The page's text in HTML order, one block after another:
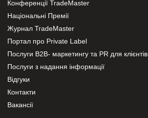
Конференції TradeMaster
Національні Премії
Журнал TradeMaster
Портал про Private Label
Послуги В2В- маркетингу та PR для клієнтів
Послуги з надання інформації
Відгуки
Контакти
Вакансії